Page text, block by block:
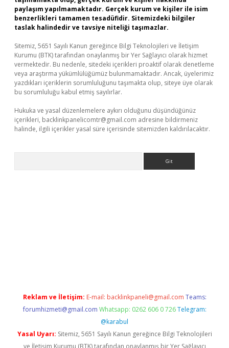
paylaşım yapılmamaktadır. Gerçek kurum ve kişiler ile isim
benzerlikleri tamamen tesadüfidir. Sitemizdeki bilgiler
taslak halindedir ve tavsiye niteliği taşımazlar.
Sitemiz, 5651 Sayılı Kanun gereğince Bilgi Teknolojileri ve İletişim
Kurumu (BTK) tarafından onaylanmış bir Yer Sağlayıcı olarak hizmet
vermektedir. Bu nedenle, sitedeki içerikleri proaktif olarak denetleme
veya araştırma yükümlülüğümüz bulunmamaktadır. Ancak, üyelerimiz
yazdıkları içeriklerin sorumluluğunu taşımakta olup, siteye üye olarak
bu sorumluluğu kabul etmiş sayılırlar.
Hukuka ve yasal düzenlemelere aykırı olduğunu düşündüğünüz
içerikleri, backlinkpanelicomtr@gmail.com adresine bildirmeniz
halinde, ilgili içerikler yasal süre içerisinde sitemizden kaldırılacaktır.
Reklam ve İletişim: E-mail: backlinkpaneli@gmail.com Teams:
forumhizmeti@gmail.com Whatsapp: 0262 606 0 726 Telegram:
@karabul
Yasal Uyarı: Sitemiz, 5651 Sayılı Kanun gereğince Bilgi Teknolojileri
ve İletişim Kurumu (BTK) tarafından onaylanmış bir Yer Sağlayıcı